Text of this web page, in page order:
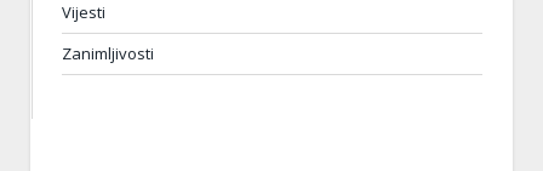
Vijesti
Zanimljivosti